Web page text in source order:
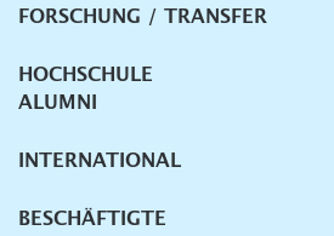
FORSCHUNG / TRANSFER
HOCHSCHULE
ALUMNI
INTERNATIONAL
BESCHÄFTIGTE